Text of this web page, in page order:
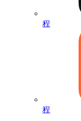
程
程